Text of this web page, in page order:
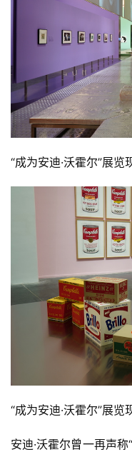
“成为安迪·沃霍尔”展览
“成为安迪·沃霍尔”展览
安迪·沃霍尔曾一再声称